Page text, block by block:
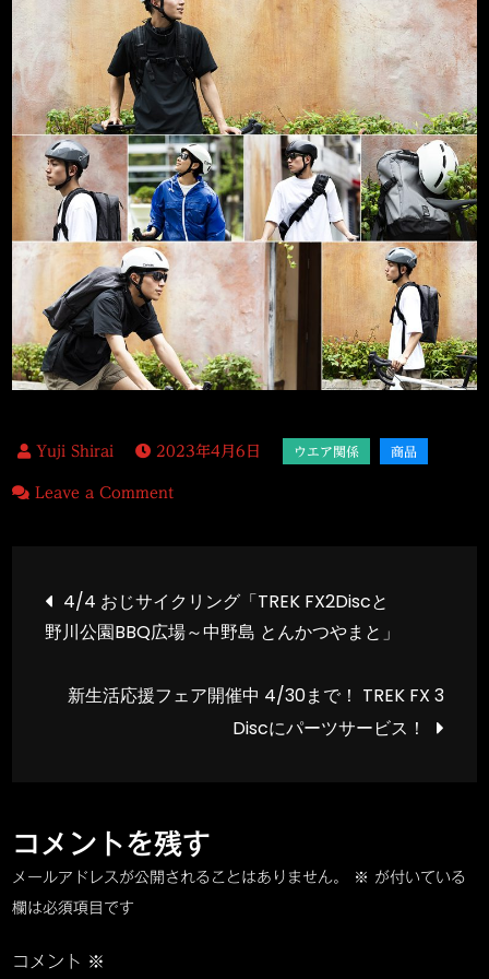
2023年4月6日
Leave a Commenton
車
乗
時
メ
ッ
ト
投
稿
ナ
ゲ
ー
シ
4/4 おじサイクリング「TREK FX2Discと
野川公園BBQ広場～中野島 とんかつやまと」
新生活応援フェア開催中 4/30まで！ TREK FX 3
Discにパーツサービス！
コメントを残す
メールアドレスが公開されることはありません。 ※ が付いている
欄は必須項目です
コメント ※